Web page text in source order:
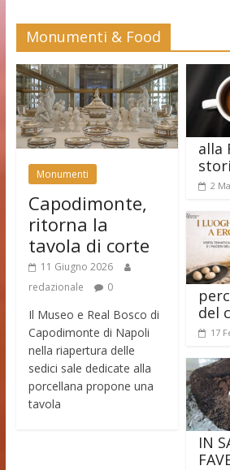
Monumenti & Food
Monumenti
Capodimonte,
ritorna la
tavola di corte
11 Giugno 2026
redazionale
0
Il Museo e Real Bosco di
Capodimonte di Napoli
nella riapertura delle
sedici sale dedicate alla
porcellana propone una
tavola
alla
2
del
17
IN